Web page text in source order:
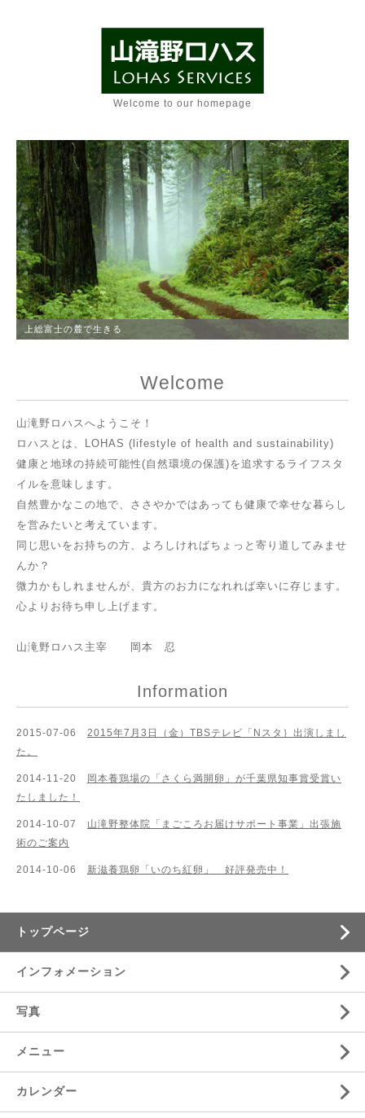
Welcome to our homepage
上総富士の麓で生きる
Welcome
山滝野ロハスへようこそ！
ロハスとは、LOHAS (lifestyle of health and sustainability)
健康と地球の持続可能性(自然環境の保護)を追求するライフスタ
イルを意味します。
自然豊かなこの地で、ささやかではあっても健康で幸せな暮らし
を営みたいと考えています。
同じ思いをお持ちの方、よろしければちょっと寄り道してみませ
んか？
微力かもしれませんが、貴方のお力になれれば幸いに存じます。
心よりお待ち申し上げます。
山滝野ロハス主宰 岡本 忍
Information
2015-07-06
2015年7月3日（金）TBSテレビ「Nスタ｝出演しまし
た。
2014-11-20
岡本養鶏場の「さくら満開卵」が千葉県知事賞受賞い
たしました！
2014-10-07
山滝野整体院「まごころお届けサポート事業」出張施
術のご案内
2014-10-06 新滋養鶏卵「いのち紅卵」 好評発売中！
トップページ
インフォメーション
写真
メニュー
カレンダー